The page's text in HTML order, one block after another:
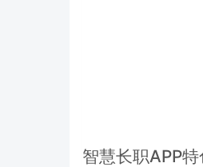
智慧长职APP特